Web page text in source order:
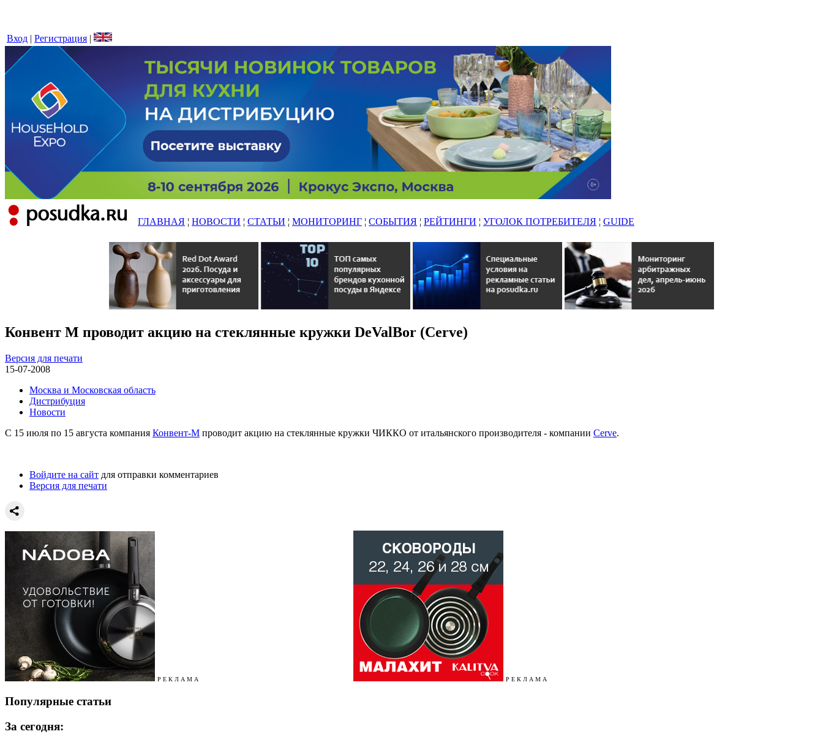
Вход | Регистрация |
ГЛАВНАЯ ¦ НОВОСТИ ¦ СТАТЬИ ¦ МОНИТОРИНГ ¦ СОБЫТИЯ ¦ РЕЙТИНГИ ¦ УГОЛОК ПОТРЕБИТЕЛЯ ¦ GUIDE
Конвент М проводит акцию на стеклянные кружки DeValBor (Cerve)
Версия для печати
15-07-2008
Москва и Московская область
Дистрибуция
Новости
C 15 июля по 15 августа компания Конвент-М проводит акцию на стеклянные кружки ЧИККО от итальянского производителя - компании Cerve.
Войдите на сайт для отправки комментариев
Версия для печати
Р Е К Л А М А Р Е К Л А М А
Популярные статьи
За сегодня: